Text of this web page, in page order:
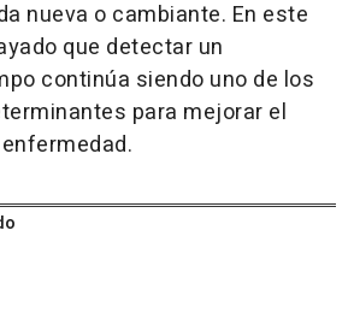
nueva o cambiante. En este
que detectar un
continúa siendo uno de los
para mejorar el